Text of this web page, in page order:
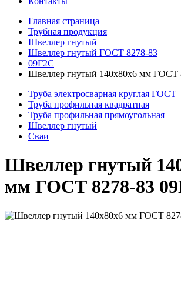
Главная страница
Трубная продукция
Швеллер гнутый
Швеллер гнутый ГОСТ 8278-83
09Г2С
Швеллер гнутый 140x80x6 мм ГОСТ
Труба электросварная круглая ГОСТ
Труба профильная квадратная
Труба профильная прямоугольная
Швеллер гнутый
Сваи
Швеллер гнутый
мм ГОСТ 8278-83